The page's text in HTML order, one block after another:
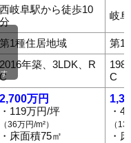
西岐阜駅から徒歩10
分
岐
第1種住居地域 第1
2016年築、3LDK、R
C
C
2,700万円
・119万円/坪
（36万円/m²）
・床面積75㎡
・
（
・